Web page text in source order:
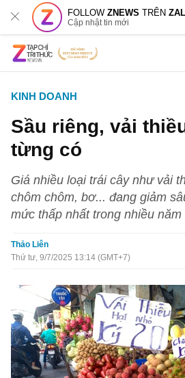
FOLLOWZNEWS TRÊN
Cập nhật tin mới
KINH DOANH
Sầu riêng, vải
từng có
Giá nhiều loại trái cây như vải
chôm chôm, bơ... đang giảm
mức thấp nhất trong nhiều năm
Thảo Liên
Thứ tư, 9/7/2025 13:14 (GMT+7)